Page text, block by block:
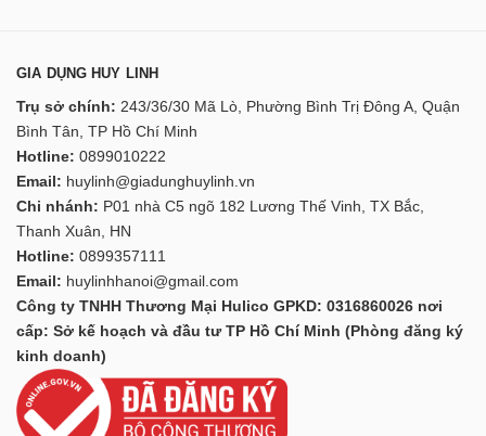
GIA DỤNG HUY LINH
Trụ sở chính: 243/36/30 Mã Lò, Phường Bình Trị Đông A, Quận
Bình Tân, TP Hồ Chí Minh
Hotline: 0899010222
Email: huylinh@giadunghuylinh.vn
Chi nhánh: P01 nhà C5 ngõ 182 Lương Thế Vinh, TX Bắc,
Thanh Xuân, HN
Hotline: 0899357111
Email: huylinhhanoi@gmail.com
Công ty TNHH Thương Mại Hulico GPKD: 0316860026 nơi
cấp: Sở kế hoạch và đầu tư TP Hồ Chí Minh (Phòng đăng ký
kinh doanh)